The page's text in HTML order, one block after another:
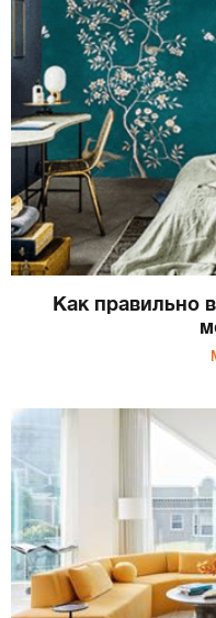
Как правильно